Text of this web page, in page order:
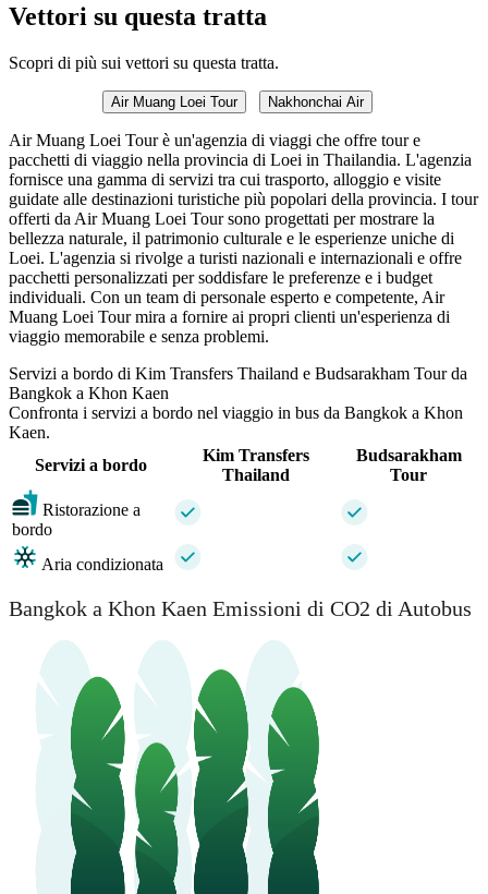
Vettori su questa tratta
Scopri di più sui vettori su questa tratta.
Air Muang Loei Tour Nakhonchai Air
Air Muang Loei Tour è un'agenzia di viaggi che offre tour e
pacchetti di viaggio nella provincia di Loei in Thailandia. L'agenzia
fornisce una gamma di servizi tra cui trasporto, alloggio e visite
guidate alle destinazioni turistiche più popolari della provincia. I tour
offerti da Air Muang Loei Tour sono progettati per mostrare la
bellezza naturale, il patrimonio culturale e le esperienze uniche di
Loei. L'agenzia si rivolge a turisti nazionali e internazionali e offre
pacchetti personalizzati per soddisfare le preferenze e i budget
individuali. Con un team di personale esperto e competente, Air
Muang Loei Tour mira a fornire ai propri clienti un'esperienza di
viaggio memorabile e senza problemi.
Servizi a bordo di Kim Transfers Thailand e Budsarakham Tour da
Bangkok a Khon Kaen
Confronta i servizi a bordo nel viaggio in bus da Bangkok a Khon
Kaen.
Servizi a bordo
Kim Transfers
Thailand
Budsarakham
Tour
Ristorazione a
bordo
Aria condizionata
Bangkok a Khon Kaen Emissioni di CO2 di Autobus